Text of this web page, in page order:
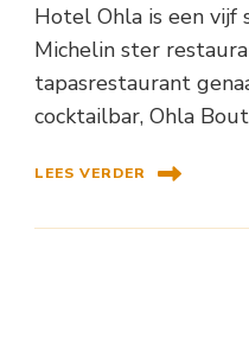
Hotel Ohla is een
Michelin ster
tapasrestaurant
cocktailbar, Ohla
LEES VERDER